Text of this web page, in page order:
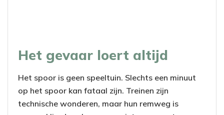
Het gevaar loert altijd
Het spoor is geen speeltuin. Slechts een minuut
op het spoor kan fataal zijn. Treinen zijn
technische wonderen, maar hun remweg is